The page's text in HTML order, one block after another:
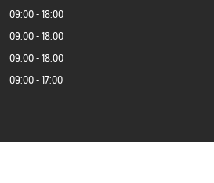
09:00
18:00
09:00
18:00
09:00
18:00
09:00 17:00